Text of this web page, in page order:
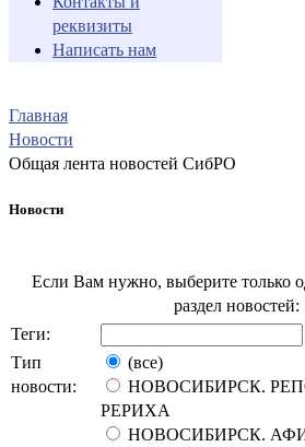
реквизиты
Написать нам
Главная
Новости
Общая лента новостей СибРО
Новости
Если Вам нужно, выберите только
раздел новостей:
Теги:
Тип
новости:
(все)
НОВОСИБИРСК.
РЕРИХА
НОВОСИБИРСК.